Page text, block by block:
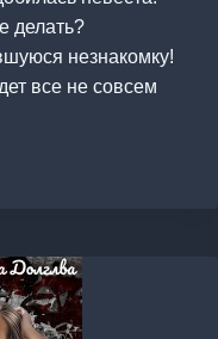
делать?
незнакомку!
все не совсем